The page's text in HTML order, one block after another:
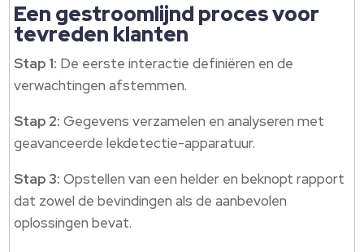
Een gestroomlijnd proces voor
tevreden klanten
Stap 1: De eerste interactie definiëren en de
verwachtingen afstemmen.
Stap 2: Gegevens verzamelen en analyseren met
geavanceerde lekdetectie-apparatuur.
Stap 3: Opstellen van een helder en beknopt rapport
dat zowel de bevindingen als de aanbevolen
oplossingen bevat.